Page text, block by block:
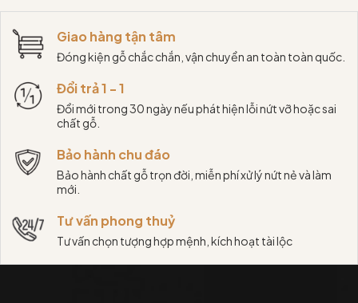
Giao hàng tận tâm
Đóng kiện gỗ chắc chắn, vận chuyển an toàn toàn quốc.
Đổi trả 1 - 1
Đổi mới trong 30 ngày nếu phát hiện lỗi nứt vỡ hoặc sai
chất gỗ.
Bảo hành chu đáo
Bảo hành chất gỗ trọn đời, miễn phí xử lý nứt nẻ và làm
mới.
Tư vấn phong thuỷ
Tư vấn chọn tượng hợp mệnh, kích hoạt tài lộc